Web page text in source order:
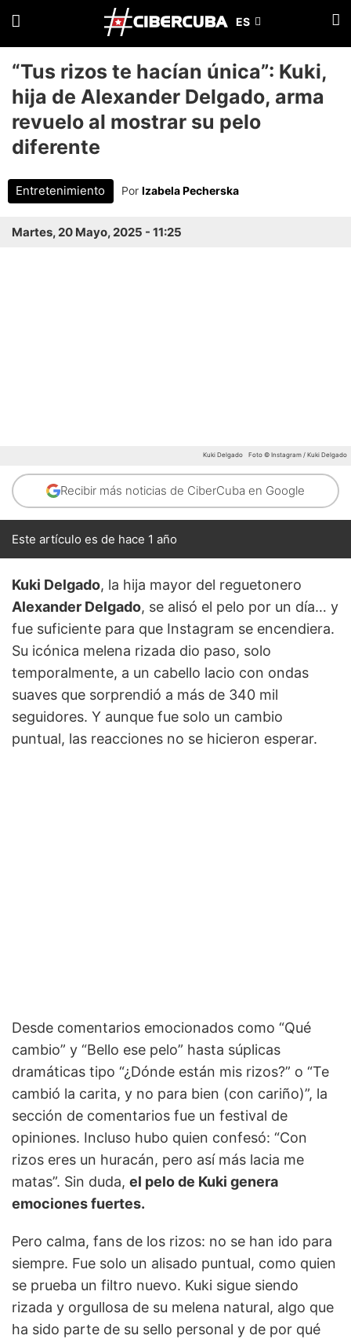
“Tus rizos te hacían única”: Kuki,
hija de Alexander Delgado, arma
revuelo al mostrar su pelo
diferente
Entretenimiento Por Izabela Pecherska
Martes, 20 Mayo, 2025 - 11:25
Kuki Delgado Foto © Instagram / Kuki Delgado
Recibir más noticias de CiberCuba en Google
Este artículo es de hace 1 año
Kuki Delgado, la hija mayor del reguetonero
Alexander Delgado, se alisó el pelo por un día… y
fue suficiente para que Instagram se encendiera.
Su icónica melena rizada dio paso, solo
temporalmente, a un cabello lacio con ondas
suaves que sorprendió a más de 340 mil
seguidores. Y aunque fue solo un cambio
puntual, las reacciones no se hicieron esperar.
Desde comentarios emocionados como “Qué
cambio” y “Bello ese pelo” hasta súplicas
dramáticas tipo “¿Dónde están mis rizos?” o “Te
cambió la carita, y no para bien (con cariño)”, la
sección de comentarios fue un festival de
opiniones. Incluso hubo quien confesó: “Con
rizos eres un huracán, pero así más lacia me
matas”. Sin duda, el pelo de Kuki genera
emociones fuertes.
Pero calma, fans de los rizos: no se han ido para
siempre. Fue solo un alisado puntual, como quien
se prueba un filtro nuevo. Kuki sigue siendo
rizada y orgullosa de su melena natural, algo que
ha sido parte de su sello personal y de por qué